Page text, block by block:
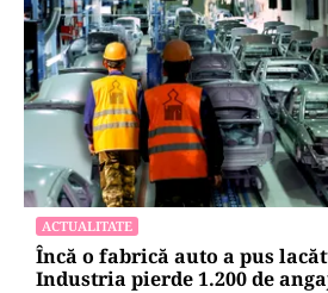
ACTUALITATE
Încă o fabrică auto a pus
Industria pierde 1.200 de